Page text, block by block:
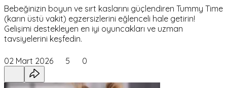
Bebeğinizin boyun ve sırt kaslarını güçlendiren Tummy Time
(karın üstü vakit) egzersizlerini eğlenceli hale getirin!
Gelişimi destekleyen en iyi oyuncakları ve uzman
tavsiyelerini keşfedin.
02 Mart 2026 5 0